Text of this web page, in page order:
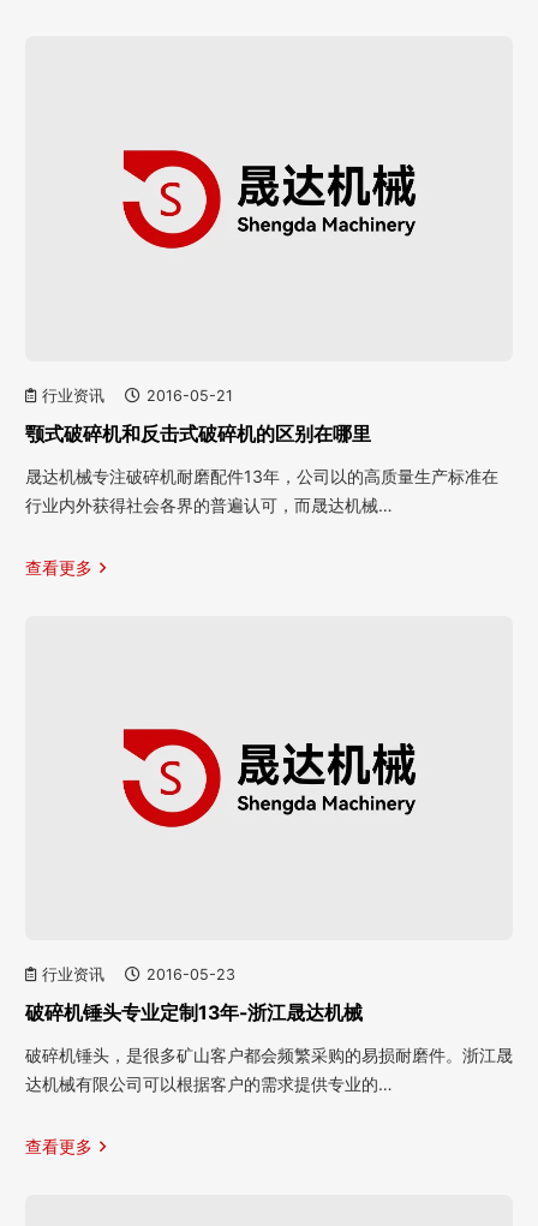
行业资讯 2016-05-21
颚式破碎机和反击式破碎机的区别在哪里
晟达机械专注破碎机耐磨配件13年，公司以的高质量生产标准在
行业内外获得社会各界的普遍认可，而晟达机械…
查看更多
行业资讯 2016-05-23
破碎机锤头专业定制13年-浙江晟达机械
破碎机锤头，是很多矿山客户都会频繁采购的易损耐磨件。浙江晟
达机械有限公司可以根据客户的需求提供专业的…
查看更多